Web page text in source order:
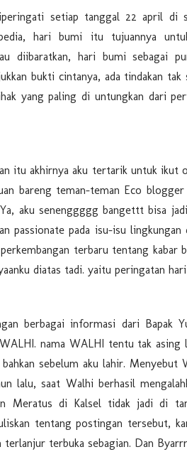
setiap tanggal 22 april di
hari bumi itu tujuannya
diibaratkan, hari bumi sebagai
bukti cintanya, ada tindakan tak
yang paling di untungkan dari
itu akhirnya aku tertarik untuk
bareng teman-teman Eco blogger
aku senenggggg bangettt bisa
passionate pada isu-isu lingkungan
terbaru tentang kabar
diatas tadi. yaitu peringatan
berbagai informasi dari Bapak
nama WALHI tentu tak asing
sebelum aku lahir.
lalu, saat Walhi berhasil
Meratus di Kalsel tidak jadi di
tentang postingan tersebut,
terlanjur terbuka sebagian. Dan